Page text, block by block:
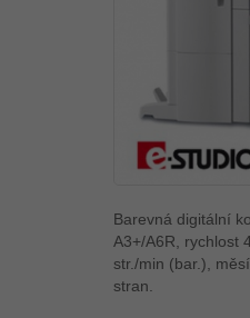
Barevná digitální
A3+/A6R, rychlost
str./min (bar.),
stran.